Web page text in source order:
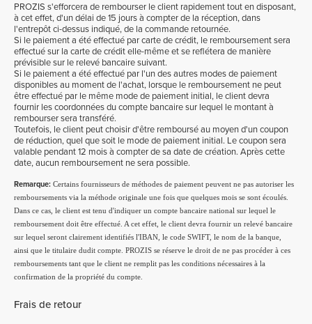
PROZIS s'efforcera de rembourser le client rapidement tout en disposant,
à cet effet, d'un délai de 15 jours à compter de la réception, dans
l'entrepôt ci-dessus indiqué, de la commande retournée.
Si le paiement a été effectué par carte de crédit, le remboursement sera
effectué sur la carte de crédit elle-même et se reflétera de manière
prévisible sur le relevé bancaire suivant.
Si le paiement a été effectué par l'un des autres modes de paiement
disponibles au moment de l'achat, lorsque le remboursement ne peut
être effectué par le même mode de paiement initial, le client devra
fournir les coordonnées du compte bancaire sur lequel le montant à
rembourser sera transféré.
Toutefois, le client peut choisir d'être remboursé au moyen d'un coupon
de réduction, quel que soit le mode de paiement initial. Le coupon sera
valable pendant 12 mois à compter de sa date de création. Après cette
date, aucun remboursement ne sera possible.
Remarque: Certains fournisseurs de méthodes de paiement peuvent ne pas autoriser les
remboursements via la méthode originale une fois que quelques mois se sont écoulés.
Dans ce cas, le client est tenu d'indiquer un compte bancaire national sur lequel le
remboursement doit être effectué. A cet effet, le client devra fournir un relevé bancaire
sur lequel seront clairement identifiés l'IBAN, le code SWIFT, le nom de la banque,
ainsi que le titulaire dudit compte. PROZIS se réserve le droit de ne pas procéder à ces
remboursements tant que le client ne remplit pas les conditions nécessaires à la
confirmation de la propriété du compte.
Frais de retour